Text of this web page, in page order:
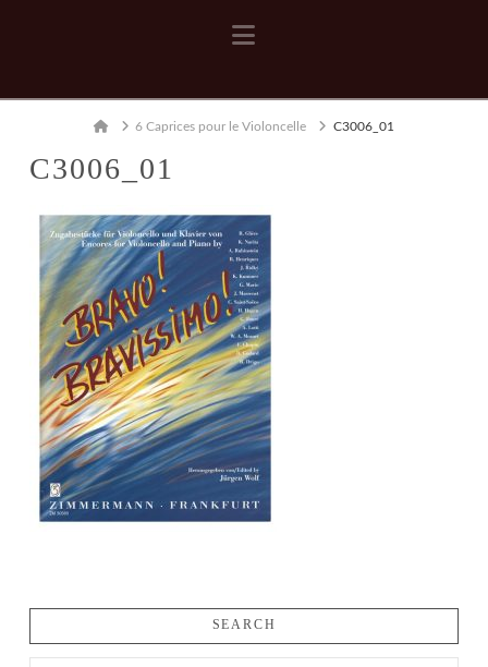
Navigation
Home6 Caprices pour le Violoncelle C3006_01
C3006_01
SEARCH